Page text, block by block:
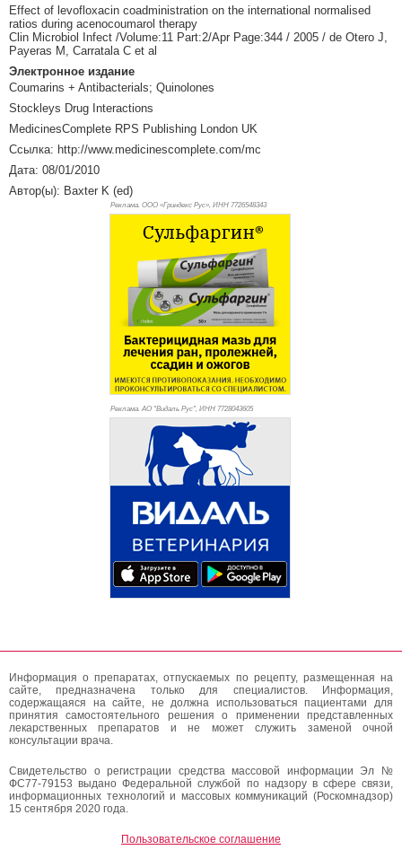
Effect of levofloxacin coadministration on the international normalised
ratios during acenocoumarol therapy
Clin Microbiol Infect /Volume:11 Part:2/Apr Page:344 / 2005 / de Otero J,
Payeras M, Carratala C et al
Электронное издание
Coumarins + Antibacterials; Quinolones
Stockleys Drug Interactions
MedicinesComplete RPS Publishing London UK
Ссылка: http://www.medicinescomplete.com/mc
Дата: 08/01/2010
Автор(ы): Baxter K (ed)
Реклама. ООО «Гриндекс Рус», ИНН 7726548343
Реклама. АО "Видаль Рус", ИНН 7728043605
Информация о препаратах, отпускаемых по рецепту, размещенная на
сайте, предназначена только для специалистов. Информация,
содержащаяся на сайте, не должна использоваться пациентами для
принятия самостоятельного решения о применении представленных
лекарственных препаратов и не может служить заменой очной
консультации врача.
Свидетельство о регистрации средства массовой информации Эл №
ФС77-79153 выдано Федеральной службой по надзору в сфере связи,
информационных технологий и массовых коммуникаций (Роскомнадзор)
15 сентября 2020 года.
Пользовательское соглашение